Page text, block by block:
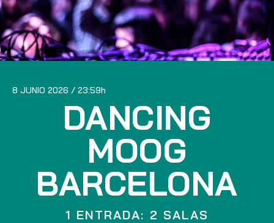
8 JUNIO 2026 23:59
DANCING
MOOG
BARCELONA
1 ENTRADA: 2 SALAS